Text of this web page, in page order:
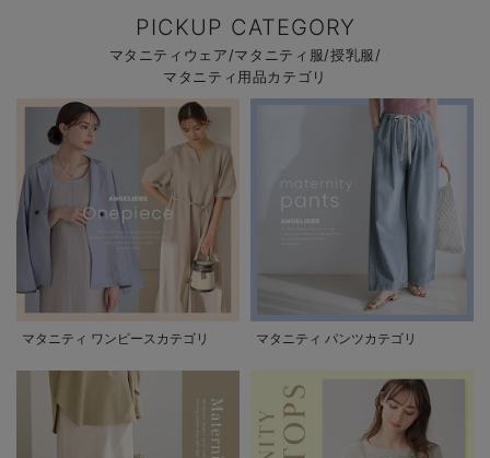
PICKUP CATEGORY
マタニティウェア/マタニティ服/授乳服/
マタニティ用品カテゴリ
マタニティ ワンピースカテゴリ マタニティ パンツカテゴリ